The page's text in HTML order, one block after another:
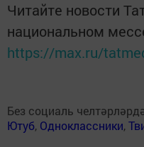
Читайте новости
национальном
https://max.ru/
Без социаль
Ютуб, Одноклассники,